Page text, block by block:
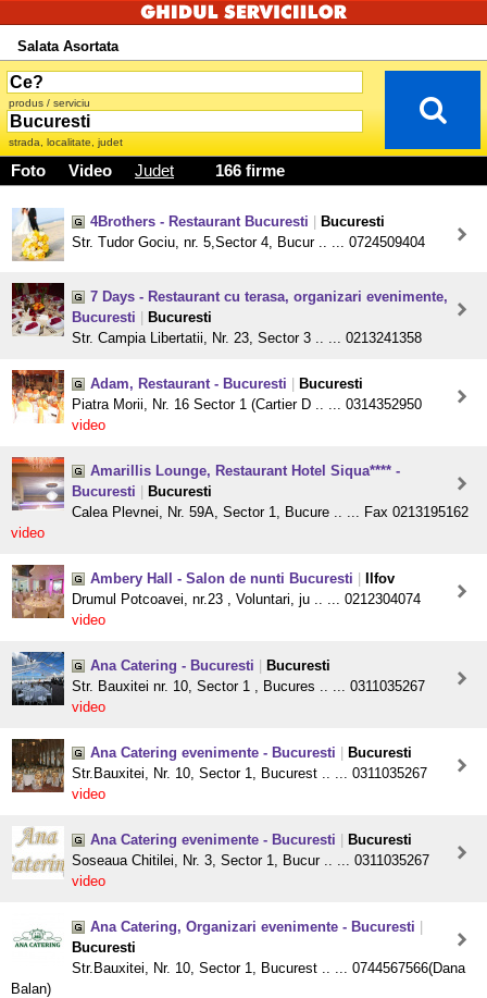
Salata Asortata
produs / serviciu
strada, localitate, judet
Foto Video Judet 166 firme
4Brothers - Restaurant Bucuresti
Bucuresti
Str. Tudor Gociu, nr. 5,Sector 4, Bucur .. ... 0724509404
7 Days - Restaurant cu terasa, organizari evenimente,
Bucuresti
Bucuresti
Str. Campia Libertatii, Nr. 23, Sector 3 .. ... 0213241358
Adam, Restaurant - Bucuresti
Bucuresti
Piatra Morii, Nr. 16 Sector 1 (Cartier D .. ... 0314352950
video
Amarillis Lounge, Restaurant Hotel Siqua**** -
Bucuresti
Bucuresti
Calea Plevnei, Nr. 59A, Sector 1, Bucure .. ... Fax 0213195162
video
Ambery Hall - Salon de nunti Bucuresti
Ilfov
Drumul Potcoavei, nr.23 , Voluntari, ju .. ... 0212304074
video
Ana Catering - Bucuresti
Bucuresti
Str. Bauxitei nr. 10, Sector 1 , Bucures .. ... 0311035267
video
Ana Catering evenimente - Bucuresti
Bucuresti
Str.Bauxitei, Nr. 10, Sector 1, Bucurest .. ... 0311035267
video
Ana Catering evenimente - Bucuresti
Bucuresti
Soseaua Chitilei, Nr. 3, Sector 1, Bucur .. ... 0311035267
video
Ana Catering, Organizari evenimente - Bucuresti
Bucuresti
Str.Bauxitei, Nr. 10, Sector 1, Bucurest .. ... 0744567566(Dana
Balan)